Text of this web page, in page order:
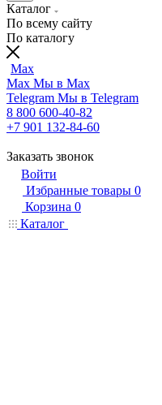
Каталог
По всему сайту
По каталогу
Max
Max Мы в Max
Telegram Мы в Telegram
8 800 600-40-82
+7 901 132-84-60
Заказать звонок
Войти
Избранные товары 0
Корзина 0
Каталог